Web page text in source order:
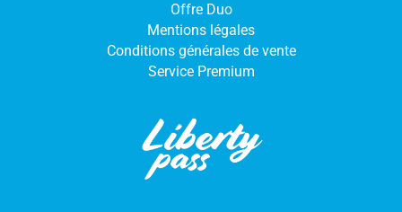
Offre Duo
Mentions légales
Conditions générales de vente
Service Premium